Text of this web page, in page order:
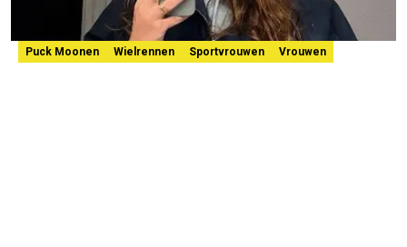
Puck Moonen Wielrennen Sportvrouwen Vrouwen